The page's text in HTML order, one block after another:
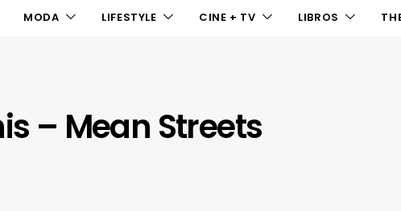
MODA LIFESTYLE CINE + TV LIBROS
– Mean Streets